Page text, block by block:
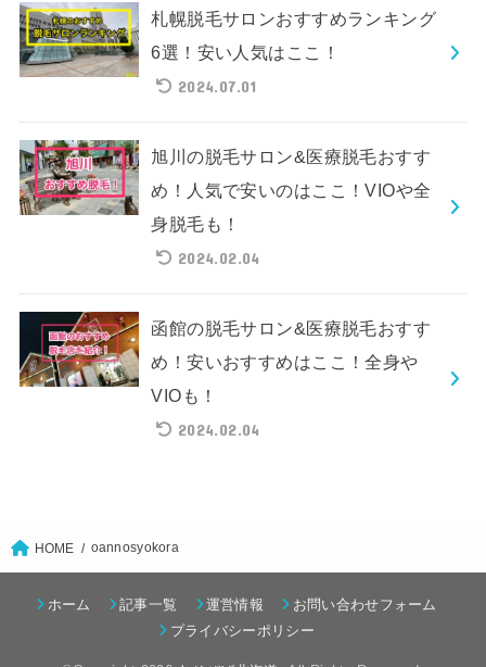
札幌脱毛サロンおすすめランキング
6選！安い人気はここ！
2024.07.01
旭川の脱毛サロン&医療脱毛おすす
め！人気で安いのはここ！VIOや全
身脱毛も！
2024.02.04
函館の脱毛サロン&医療脱毛おすす
め！安いおすすめはここ！全身や
VIOも！
2024.02.04
HOME oannosyokora
ホーム 記事一覧 運営情報
お問い合わせフォーム
プライバシーポリシー